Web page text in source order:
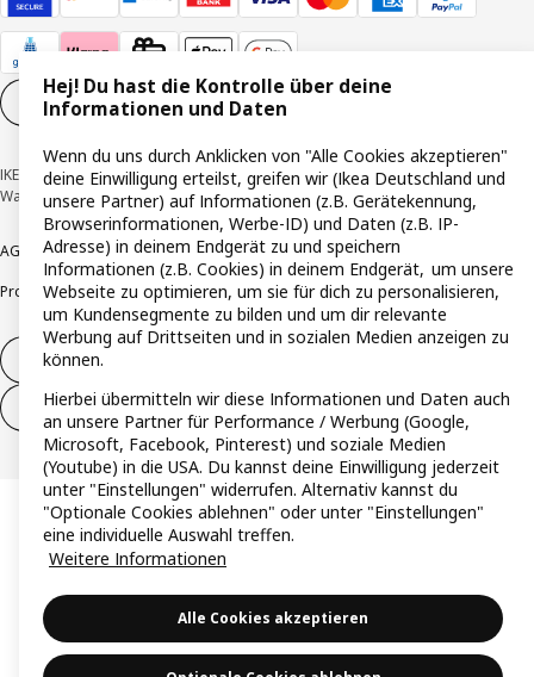
Cookie-Einstellungen
IKEA Deutschland GmbH & Co. KG - Am Wandersmann 2-4, 65719 Hofheim-
Wallau © Inter IKEA Systems B.V. 1999-2026
AGB Barrierefreiheit Cookie-RichtlinieDatenschutzerklärungImpressum
ProduktrückrufeResponsible DisclosureVertrauensstelle
Vertrag widerrufen
Vertrag widerrufen (Services & Leistungen)
Hej! Du hast die Kontrolle über deine
Informationen und Daten
Wenn du uns durch Anklicken von "Alle Cookies akzeptieren"
deine Einwilligung erteilst, greifen wir (Ikea Deutschland und
unsere Partner) auf Informationen (z.B. Gerätekennung,
Browserinformationen, Werbe-ID) und Daten (z.B. IP-
Adresse) in deinem Endgerät zu und speichern
Informationen (z.B. Cookies) in deinem Endgerät, um unsere
Webseite zu optimieren, um sie für dich zu personalisieren,
um Kundensegmente zu bilden und um dir relevante
Werbung auf Drittseiten und in sozialen Medien anzeigen zu
können.
Hierbei übermitteln wir diese Informationen und Daten auch
an unsere Partner für Performance / Werbung (Google,
Microsoft, Facebook, Pinterest) und soziale Medien
(Youtube) in die USA. Du kannst deine Einwilligung jederzeit
unter "Einstellungen" widerrufen. Alternativ kannst du
"Optionale Cookies ablehnen" oder unter "Einstellungen"
eine individuelle Auswahl treffen.
Weitere Informationen
Alle Cookies akzeptieren